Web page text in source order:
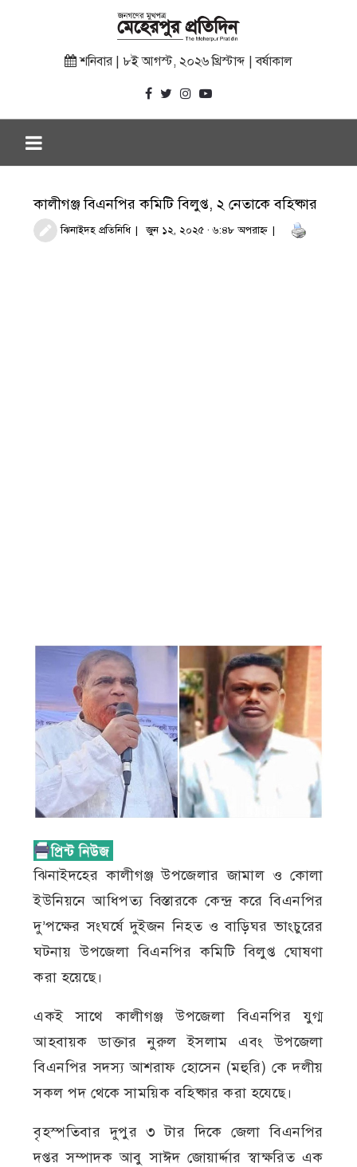
শনিবার | ৮ই আগস্ট, ২০২৬ খ্রিস্টাব্দ | বর্ষাকাল
কালীগঞ্জ বিএনপির কমিটি বিলুপ্ত, ২ নেতাকে বহিষ্কার
ঝিনাইদহ প্রতিনিধি জুন ১২, ২০২৫ · ৬:৪৮ অপরাহ্ণ
ঝিনাইদহের কালীগঞ্জ উপজেলার জামাল ও কোলা
ইউনিয়নে আধিপত্য বিস্তারকে কেন্দ্র করে বিএনপির
দু’পক্ষের সংঘর্ষে দুইজন নিহত ও বাড়িঘর ভাংচুরের
ঘটনায় উপজেলা বিএনপির কমিটি বিলুপ্ত ঘোষণা
করা হয়েছে।
একই সাথে কালীগঞ্জ উপজেলা বিএনপির যুগ্ম
আহবায়ক ডাক্তার নুরুল ইসলাম এবং উপজেলা
বিএনপির সদস্য আশরাফ হোসেন (মহুরি) কে দলীয়
সকল পদ থেকে সাময়িক বহিষ্কার করা হযেছে।
বৃহস্পতিবার দুপুর ৩ টার দিকে জেলা বিএনপির
দপ্তর সম্পাদক আবু সাঈদ জোয়ার্দ্দার স্বাক্ষরিত এক